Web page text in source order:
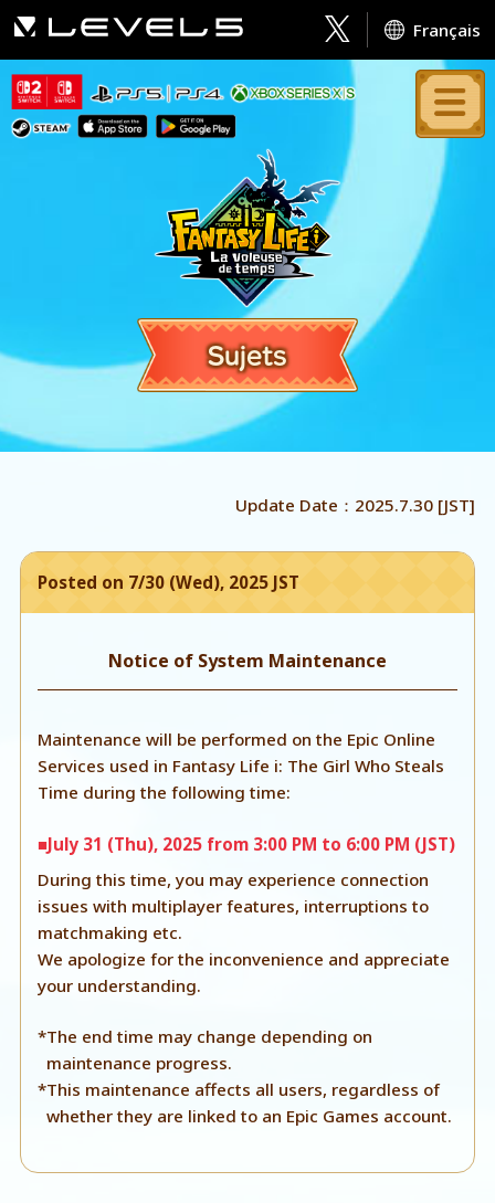
Français
Sujets
Update Date：2025.7.30 [JST]
Posted on 7/30 (Wed), 2025 JST
Notice of System Maintenance
Maintenance will be performed on the Epic Online
Services used in Fantasy Life i: The Girl Who Steals
Time during the following time:
■July 31 (Thu), 2025 from 3:00 PM to 6:00 PM (JST)
During this time, you may experience connection
issues with multiplayer features, interruptions to
matchmaking etc.
We apologize for the inconvenience and appreciate
your understanding.
*The end time may change depending on
maintenance progress.
*This maintenance affects all users, regardless of
whether they are linked to an Epic Games account.